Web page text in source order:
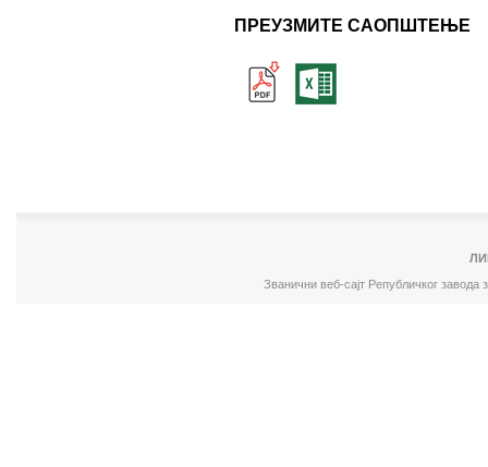
ПРЕУЗМИТЕ САОПШТЕЊЕ
Званични веб-сајт Републичког